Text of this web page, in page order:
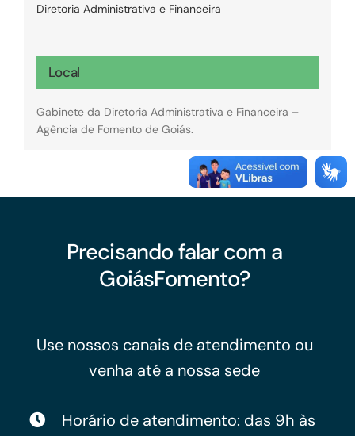
Diretoria Administrativa e Financeira
Local
Gabinete da Diretoria Administrativa e Financeira –
Agência de Fomento de Goiás.
Precisando falar com a
GoiásFomento?
Use nossos canais de atendimento ou
venha até a nossa sede
Horário de atendimento: das 9h às